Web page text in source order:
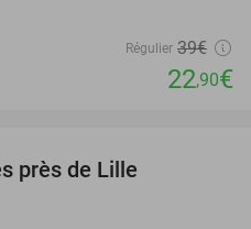
Régulier 39€
22,90€
près de Lille